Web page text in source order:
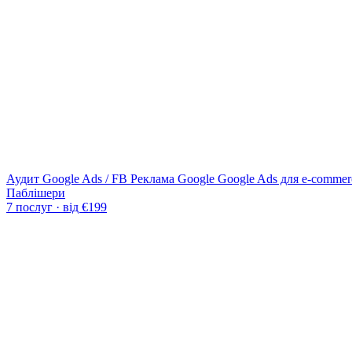
Аудит Google Ads / FB Реклама Google Google Ads для e-
Паблішери
7 послуг · від €199